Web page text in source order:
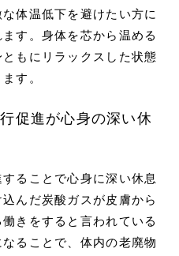
体温低下を避けたい方に
す。身体を芯から温める
もにリラックスした状態
す。
促進が心身の深い休
ることで心身に深い休息
んだ炭酸ガスが皮膚から
きをすると言われている
ることで、体内の老廃物